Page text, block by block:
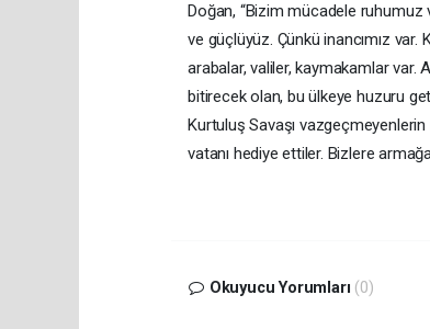
Doğan, “Bizim mücadele ruhumuz
ve güçlüyüz. Çünkü inancımız
arabalar, valiler, kaymakamlar var.
bitirecek olan, bu ülkeye huzuru
Kurtuluş Savaşı
vatanı hediye ettiler. Bizlere
Okuyucu Yorumları (0)